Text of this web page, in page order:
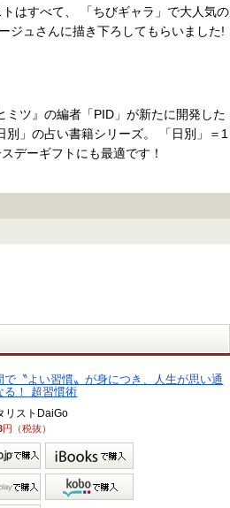
はすべて、 「ちびギャラ」で大人気の
ジュさんに描き下ろしてもらいました!
ミツ』の編者「PID」が新たに開発した
」の占い書籍シリーズ。 「日別」＝1
デーギフトにも最適です！
で〝よい習慣〟が身につき、人生が思い通
る！ 超習慣術
リストDaiGo
円（税抜）